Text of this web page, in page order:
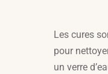
Les cures
pour
un verre